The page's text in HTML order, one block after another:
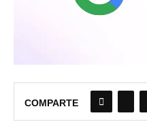
COMPARTE